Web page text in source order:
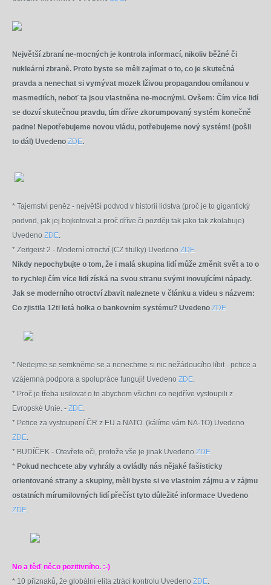
Největší zbraní ne-mocných je kontrola informací, nikoliv běžné či
nukleární zbraně. Proto byste se měli zajímat o to, co je skutečná
pravda a nenechat si vymývat mozek lživou propagandou omílanou v
masmediích, neboť ta jsou vlastněna ne-mocnými. Ovšem: Čím více lidí
se dozví skutečnou pravdu, tím dříve zkorumpovaný systém konečně
padne! Nepotřebujeme novou vládu, potřebujeme nový systém! (pošli
to dál) Uvedeno ZDE.
* Tajemství peněz - největší podvod v historii lidstva (proč je to gigantický
podvod, jak jej bojkotovat a proč dříve či později tak jako tak zkolabuje)
Uvedeno ZDE.
* Zeitgeist 2 - Moderní otroctví (CZ titulky) Uvedeno ZDE.
Nikdy nepochybujte o tom, že i malá skupina lidí může změnit svět a to o
to rychleji čím více lidí získá na svou stranu svými inovujícími nápady.
Jak se moderního otroctví zbavit naleznete v článku a videu s názvem:
Co zjistila 12ti letá holka o bankovním systému? Uvedeno ZDE.
* Nedejme se semkněme se a nenechme si nic nežádoucího líbit - petice a
vzájemná podpora a spolupráce fungují! Uvedeno ZDE.
* Proč je třeba usilovat o to abychom všichni co nejdříve vystoupili z
Evropské Unie. - ZDE.
* Petice za vystoupení ČR z EU a NATO. (kálíme vám NA-TO) Uvedeno
ZDE.
* BUDÍČEK - Otevřete oči, protože vše je jinak Uvedeno ZDE.
* Pokud nechcete aby vyhrály a ovládly nás nějaké fašisticky
orientované strany a skupiny, měli byste si ve vlastním zájmu a v zájmu
ostatních mírumilovných lidí přečíst tyto důležité informace Uvedeno
ZDE.
No a těď něco pozitivního. :-)
* 10 příznaků, že globální elita ztrácí kontrolu Uvedeno ZDE.